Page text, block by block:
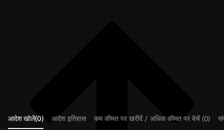
आदेश खोलें(0) आदेश इतिहास कम कीमत पर खरीदें / अधिक कीमत पर बेचें (0)